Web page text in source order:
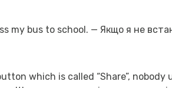
my bus to school. — Якщо я не
which is called “Share”,